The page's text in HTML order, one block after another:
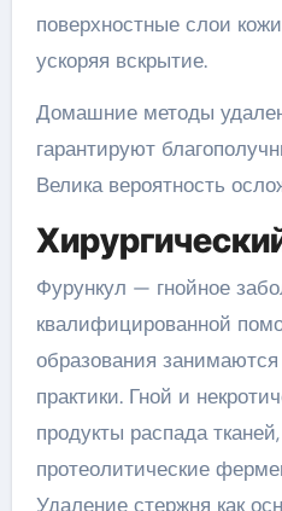
поверхностные слои
ускоряя вскрытие.
Домашние методы
гарантируют
Велика вероятность
Фурункул — гнойное
квалифицированной
образования
практики. Гной и
продукты распада
протеолитические
Удаление стержня как